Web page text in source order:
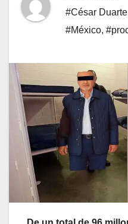
#César Duarte
#México,